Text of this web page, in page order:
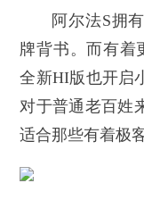
阿尔法S拥
牌背书。而有着
全新HI版也开启
对于普通老百姓
适合那些有着极